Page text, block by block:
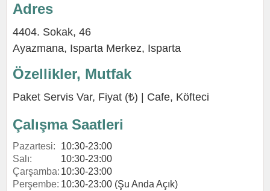
Adres
4404. Sokak, 46
Ayazmana, Isparta Merkez, Isparta
Özellikler, Mutfak
Paket Servis Var, Fiyat (₺) | Cafe, Köfteci
Çalışma Saatleri
Pazartesi:
10:30-23:00
Salı:
10:30-23:00
Çarşamba: 10:30-23:00
Perşembe: 10:30-23:00 (Şu Anda Açık)